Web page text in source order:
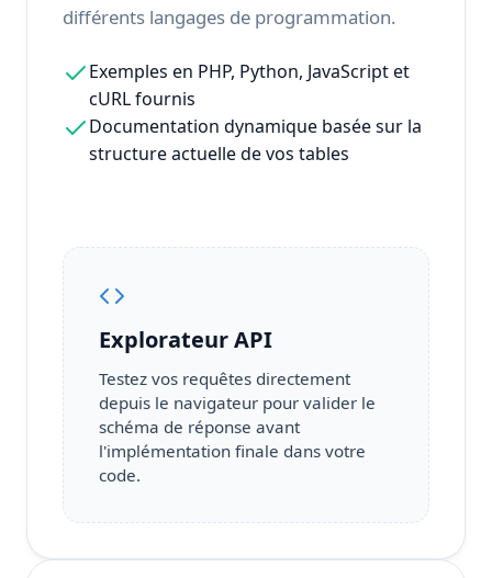
différents langages de programmation.
Exemples en PHP, Python, JavaScript et
cURL fournis
Documentation dynamique basée sur la
structure actuelle de vos tables
Explorateur API
Testez vos requêtes directement
depuis le navigateur pour valider le
schéma de réponse avant
l'implémentation finale dans votre
code.